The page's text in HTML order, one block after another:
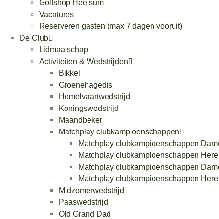
Golfshop Heelsum
Vacatures
Reserveren gasten (max 7 dagen vooruit)
De Club
Lidmaatschap
Activiteiten & Wedstrijden
Bikkel
Groenehagedis
Hemelvaartwedstrijd
Koningswedstrijd
Maandbeker
Matchplay clubkampioenschappen
Matchplay clubkampioenschappen
Matchplay clubkampioenschappen
Matchplay clubkampioenschappen
Matchplay clubkampioenschappen
Midzomerwedstrijd
Paaswedstrijd
Old Grand Dad